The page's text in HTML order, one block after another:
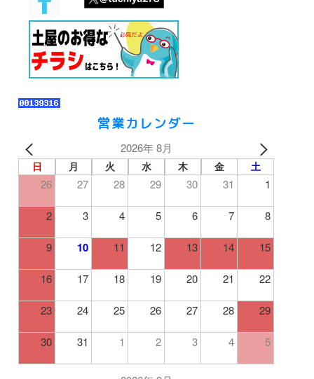
営業カレンダー
2026年 8月
日 月 火 水 木 金 土
26 27 28 29 30 31 1
2 3 4 5 6 7 8
9 10 11 12 13 14 15
16 17 18 19 20 21 22
23 24 25 26 27 28 29
30 31 1 2 3 4 5